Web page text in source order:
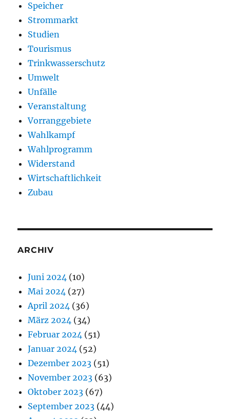
Speicher
Strommarkt
Studien
Tourismus
Trinkwasserschutz
Umwelt
Unfälle
Veranstaltung
Vorranggebiete
Wahlkampf
Wahlprogramm
Widerstand
Wirtschaftlichkeit
Zubau
ARCHIV
Juni 2024 (10)
Mai 2024 (27)
April 2024 (36)
März 2024 (34)
Februar 2024 (51)
Januar 2024 (52)
Dezember 2023 (51)
November 2023 (63)
Oktober 2023 (67)
September 2023 (44)